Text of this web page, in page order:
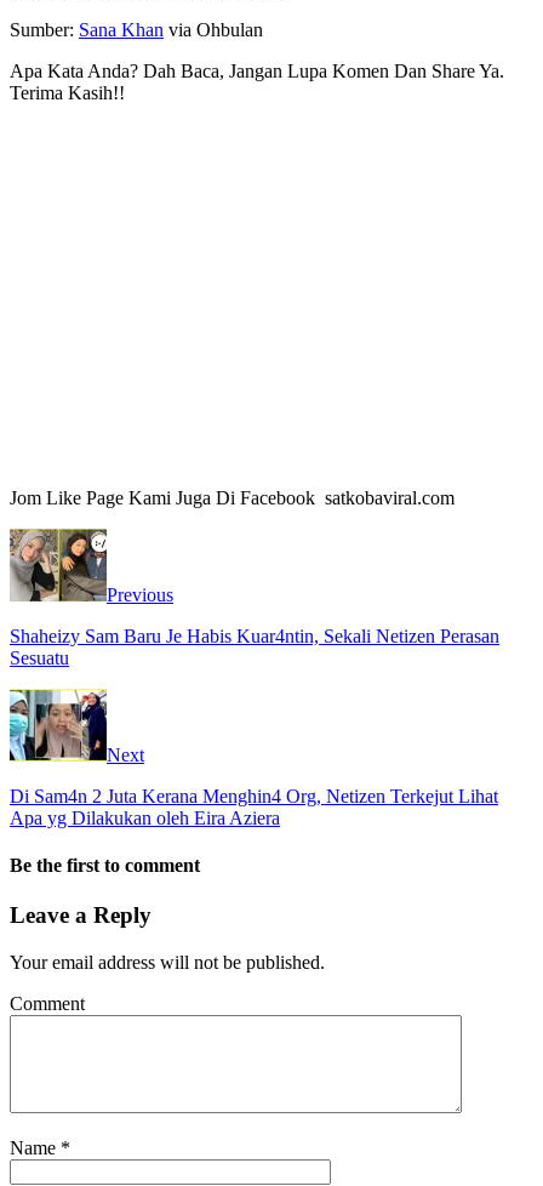
Sumber: Sana Khan via Ohbulan
Apa Kata Anda? Dah Baca, Jangan Lupa Komen Dan Share Ya.
Terima Kasih!!
Jom Like Page Kami Juga Di Facebook satkobaviral.com
Previous
Shaheizy Sam Baru Je Habis Kuar4ntin, Sekali Netizen Perasan
Sesuatu
Next
Di Sam4n 2 Juta Kerana Menghin4 Org, Netizen Terkejut Lihat
Apa yg Dilakukan oleh Eira Aziera
Be the first to comment
Leave a Reply
Your email address will not be published.
Comment
Name *